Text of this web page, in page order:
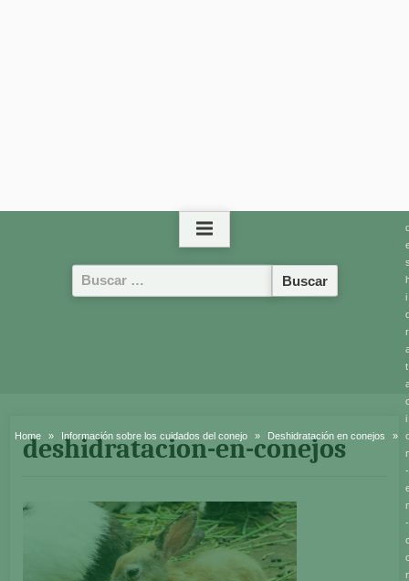
Buscar:
Home Información sobre los cuidados del conejo Deshidratación en conejos
i
r
t
i
-
-
deshidratacion-en-conejos